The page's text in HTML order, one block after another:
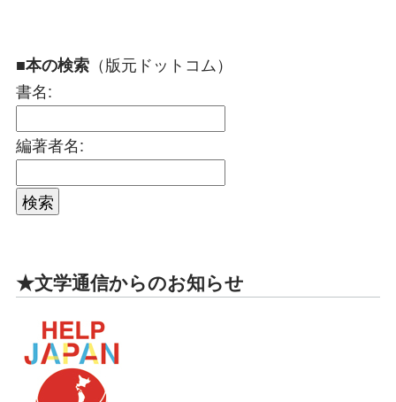
■本の検索 （版元ドットコム）
書名:
編著者名:
★文学通信からのお知らせ